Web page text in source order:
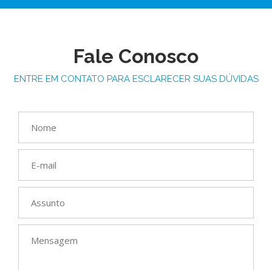
Fale Conosco
ENTRE EM CONTATO PARA ESCLARECER SUAS DÚVIDAS